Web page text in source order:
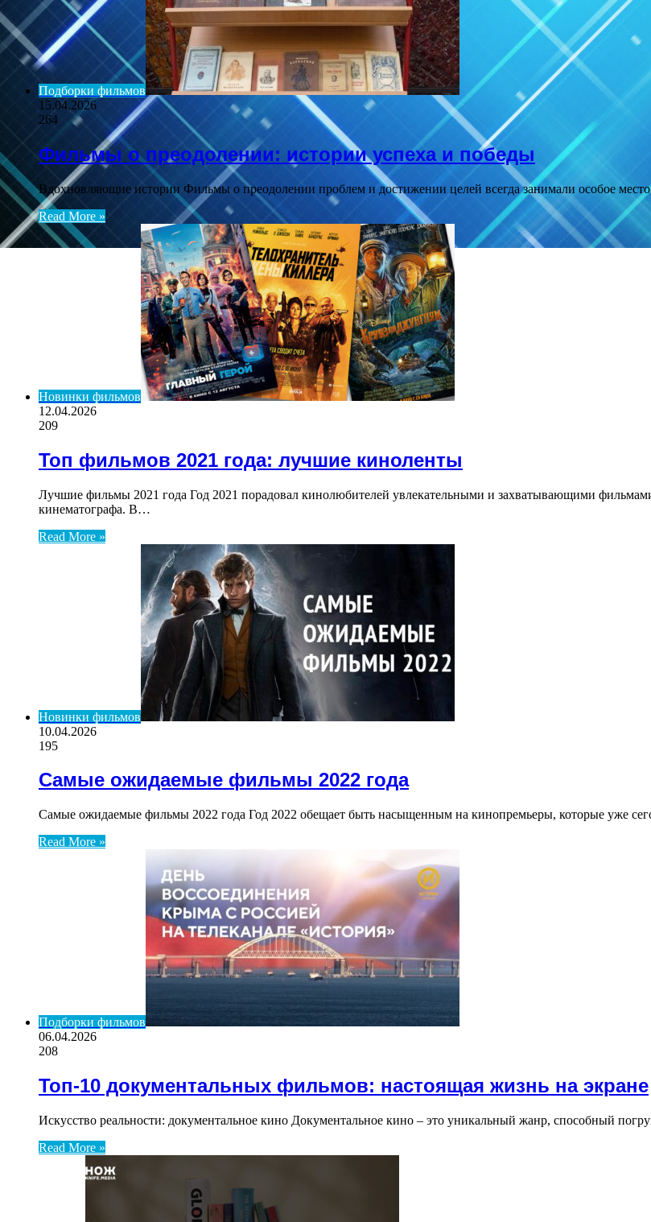
Подборки фильмов
15.04.2026
264
Фильмы о преодолении: истории успеха и победы
Вдохновляющие истории Фильмы о преодолении проблем и достижении целей всегда занимали особое
Read More »
Новинки фильмов
12.04.2026
209
Топ фильмов 2021 года: лучшие киноленты
Лучшие фильмы 2021 года Год 2021 порадовал кинолюбителей увлекательными и захватывающими
кинематографа. В…
Read More »
Новинки фильмов
10.04.2026
195
Самые ожидаемые фильмы 2022 года
Самые ожидаемые фильмы 2022 года Год 2022 обещает быть насыщенным на кинопремьеры, которые уже
Read More »
Подборки фильмов
06.04.2026
208
Топ-10 документальных фильмов: настоящая жизнь на экране
Искусство реальности: документальное кино Документальное кино – это уникальный жанр, способный
Read More »